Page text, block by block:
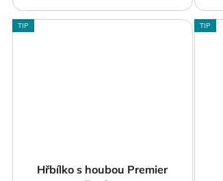
TIP
Hřbílko s houbou Premier
TIP